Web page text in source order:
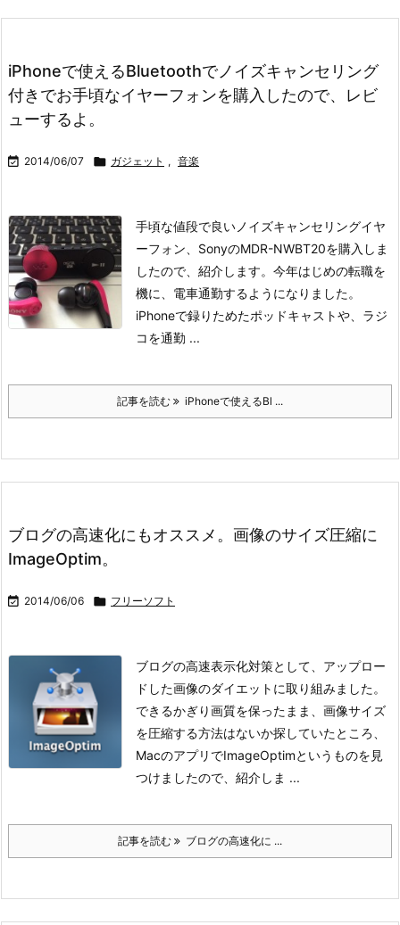
iPhoneで使えるBluetoothでノイズキャンセリング
付きでお手頃なイヤーフォンを購入したので、レビ
ューするよ。
 2014/06/07  ガジェット , 音楽
手頃な値段で良いノイズキャンセリングイヤ
ーフォン、SonyのMDR-NWBT20を購入しま
したので、紹介します。 今年はじめの転職を
機に、電車通勤するようになりました。
iPhoneで録りためたポッドキャストや、ラジ
コを通勤 ...
記事を読む iPhoneで使えるBl ...
ブログの高速化にもオススメ。画像のサイズ圧縮に
ImageOptim。
 2014/06/06  フリーソフト
ブログの高速表示化対策として、アップロー
ドした画像のダイエットに取り組みました。
できるかぎり画質を保ったまま、画像サイズ
を圧縮する方法はないか探していたところ、
MacのアプリでImageOptimというものを見
つけましたので、紹介しま ...
記事を読む ブログの高速化に ...